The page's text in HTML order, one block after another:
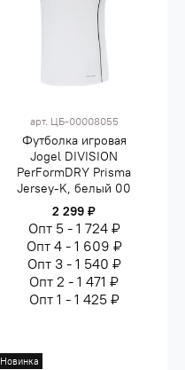
арт. ЦБ-00008055
Футболка игровая
Jogel DIVISION
PerFormDRY Prisma
Jersey-K, белый 00
2 299 ₽
Опт 5 - 1 724 ₽
Опт 4 - 1 609 ₽
Опт 3 - 1 540 ₽
Опт 2 - 1 471 ₽
Опт 1 - 1 425 ₽
Новинка